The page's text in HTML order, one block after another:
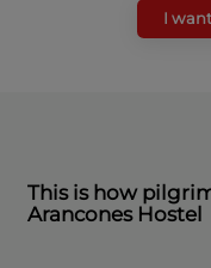
I
This is how
Arancones Hostel